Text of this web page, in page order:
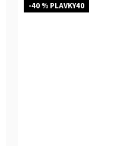
-40 % PLAVKY40